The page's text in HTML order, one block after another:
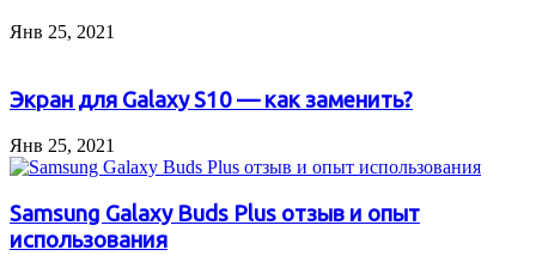
Янв 25, 2021
Экран для Galaxy S10 — как заменить?
Янв 25, 2021
Samsung Galaxy Buds Plus отзыв и опыт
использования